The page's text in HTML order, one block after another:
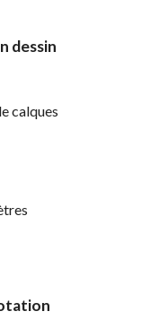
dessin
calques